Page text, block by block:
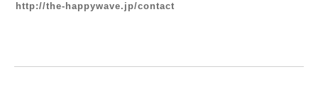
http://the-happywave.jp/contact